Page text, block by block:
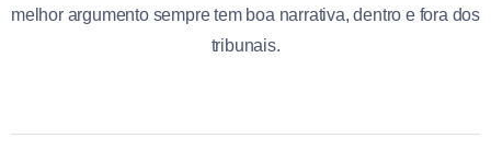
melhor argumento sempre tem boa narrativa, dentro e fora dos
tribunais.